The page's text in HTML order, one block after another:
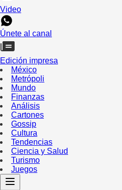
Video
Únete al canal
Edición impresa
México
Metrópoli
Mundo
Finanzas
Análisis
Cartones
Gossip
Cultura
Tendencias
Ciencia y Salud
Turismo
Juegos